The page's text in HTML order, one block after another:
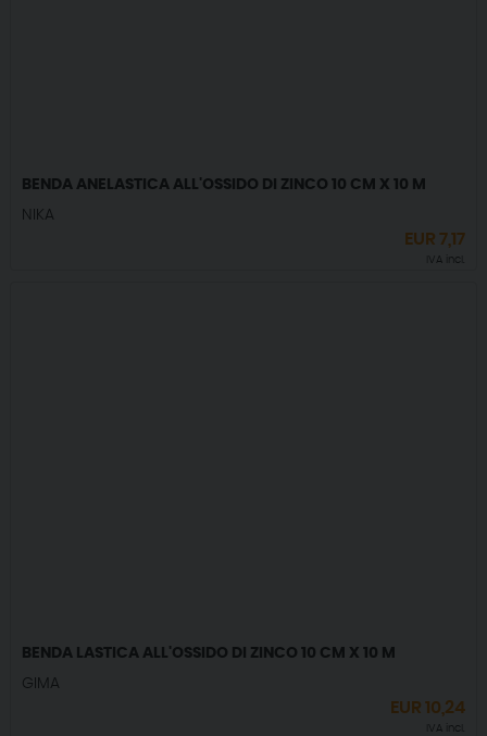
BENDA ANELASTICA ALL'OSSIDO DI ZINCO 10 CM X 10 M
NIKA
EUR7,17
IVA incl.
BENDA LASTICA ALL'OSSIDO DI ZINCO 10 CM X 10 M
GIMA
EUR10,24
IVA incl.